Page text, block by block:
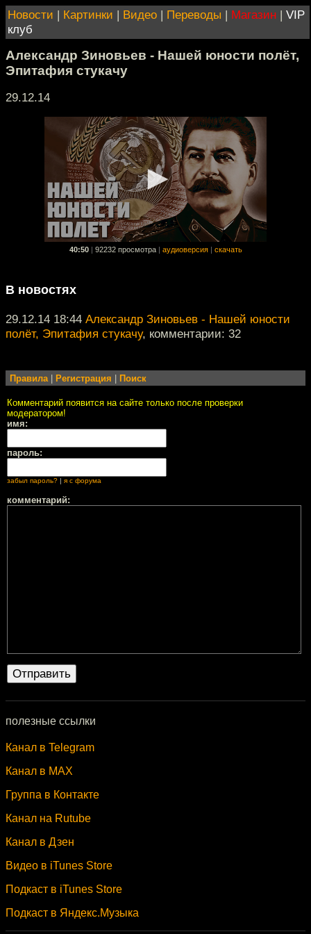
Новости | Картинки | Видео | Переводы | Магазин | VIP
клуб
Александр Зиновьев - Нашей юности полёт,
Эпитафия стукачу
29.12.14
40:50 92232 просмотра аудиоверсия скачать
В новостях
29.12.14 18:44 Александр Зиновьев - Нашей юности
полёт, Эпитафия стукачу, комментарии: 32
Правила| Регистрация Поиск
Комментарий появится на сайте только после проверки
модератором!
имя:
пароль:
забыл пароль? я с форума
комментарий:
полезные ссылки
Канал в Telegram
Канал в MAX
Группа в Контакте
Канал на Rutube
Канал в Дзен
Видео в iTunes Store
Подкаст в iTunes Store
Подкаст в Яндекс.Музыка